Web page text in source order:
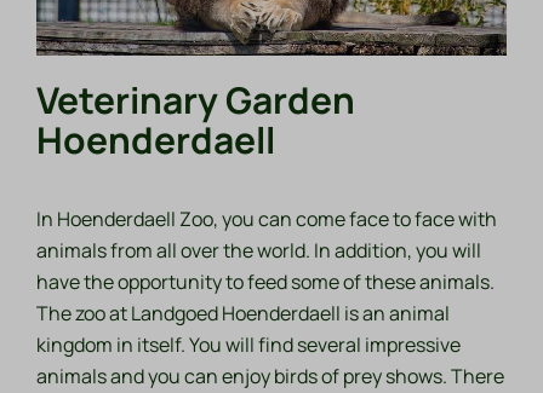
Veterinary Garden
Hoenderdaell
In Hoenderdaell Zoo, you can come face to face with
animals from all over the world. In addition, you will
have the opportunity to feed some of these animals.
The zoo at Landgoed Hoenderdaell is an animal
kingdom in itself. You will find several impressive
animals and you can enjoy birds of prey shows. There